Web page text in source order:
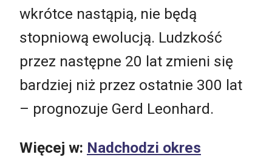
wkrótce nastąpią, nie będą
stopniową ewolucją. Ludzkość
przez następne 20 lat zmieni się
bardziej niż przez ostatnie 300 lat
– prognozuje Gerd Leonhard.
Więcej w: Nadchodzi okres